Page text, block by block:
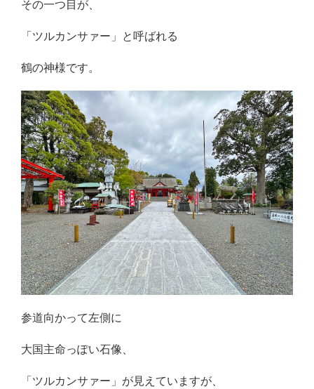
その一つ目が、
「ツルカンサァー」と呼ばれる
鶴の神様です。
参道向かって左側に
大国主命っぽい石像、
「ツルカンサァー」が見えていますが、